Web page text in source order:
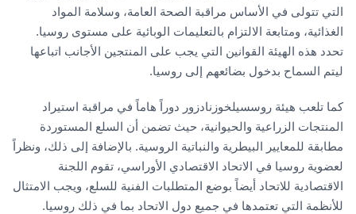
التي تتولى في الأساس مراقبة الصحة العامة، وسلامة المواد
الغذائية، ومتابعة الالتزام بالتعليمات الوبائية على مستوى روسيا.
تحدد هذه الهيئة القوانين التي يجب على المنتجين الأجانب اتباعها
ليتم السماح بدخول بضائعهم إلى روسيا.
كما تلعب هيئة روسسيلخوزنادزور دوراً هاماً في مراقبة استيراد
المنتجات الزراعية والحيوانية، حيث تضمن أن السلع المستوردة
مطابقة للمعايير البيطرية والنباتية الروسية. بالإضافة إلى ذلك، ونظراً
لعضوية روسيا في الاتحاد الاقتصادي الأوراسي، تقوم اللجنة
الاقتصادية للاتحاد أيضاً بوضع المتطلبات الفنية للسلع، ويجب الامتثال
للأنظمة التي تعتمدها في جميع دول الاتحاد بما في ذلك روسيا.